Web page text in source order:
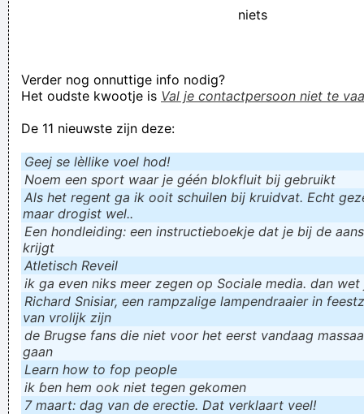
niets
Verder nog onnuttige info nodig?
Het oudste kwootje is Val je contactpersoon niet te
De 11 nieuwste zijn deze:
Geej se lèllike voel hod!
Noem een sport waar je géén blokfluit bij gebruikt
Als het regent ga ik ooit schuilen bij kruidvat. Echt
maar drogist wel..
Een hondleiding: een instructieboekje dat je bij de
krijgt
Atletisch Reveil
ik ga even niks meer zegen op Sociale media. dan
Richard Snisiar, een rampzalige lampendraaier in
van vrolijk zijn
de Brugse fans die niet voor het eerst vandaag
gaan
Learn how to fop people
ik ɓen hem ook niet tegen gekomen
7 maart: dag van de erectie. Dat verklaart veel!